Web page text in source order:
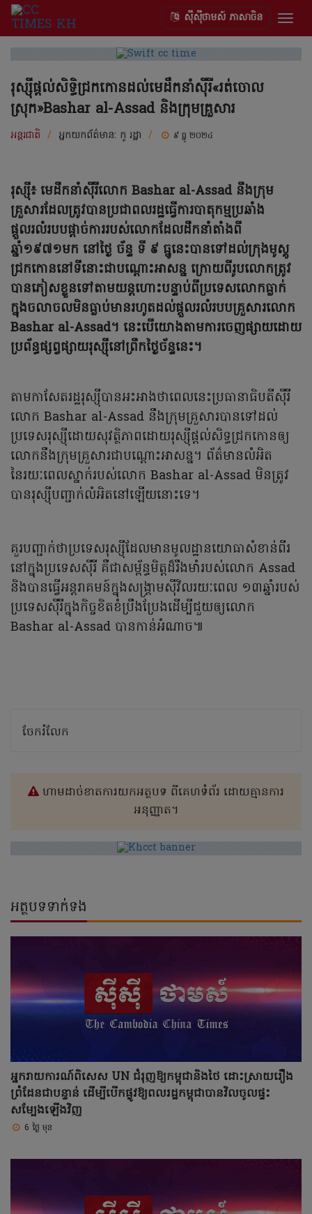
ស៊ីស៊ីថាមស៍ ភាសាចិន
រុស្ស៊ីផ្តល់សិទ្ធិជ្រកកោនដល់មេដឹកនាំស៊ីរី«រត់ចោល
ស្រុក»Bashar al-Assad និងក្រុមគ្រួសារ
អន្តរជាតិ / អ្នកយកព័ត៌មាន: កូ រដ្ឋា / ៩ ធ្នូ ២០២៤
រុស្ស៊ី៖ មេដឹកនាំស៊ីរីលោក Bashar al-Assad នឹងក្រុម
គ្រួសារដែលត្រូវបានប្រជាពលរដ្ឋធ្វើការបាតុកម្មប្រឆាំង
ផ្តួលរលំរបបផ្តាច់ការរបស់លោកដែលដឹកនាំតាំងពី
ឆ្នាំ១៩៧១មក នៅថ្ងៃ ច័ន្ទ ទី ៩ ធ្នូនេះបានទៅដល់ក្រុងមូស្គូ
ជ្រកកោននៅទីនោះជាបណ្តោះអាសន្ន ក្រោយពីរូបលោកត្រូវ
បានភៀសខ្លួនទៅតាមយន្តហោះបន្ទាប់ពីប្រទេសលោកធ្លាក់
ក្នុងចលាចលមិនធ្លាប់មានរហូតដល់ផ្តួលរលំរបបគ្រួសារលោក
Bashar al-Assad។ នេះបើយោងតាមការចេញផ្សាយដោយ
ប្រព័ន្ធផ្សព្វផ្សាយរុស្ស៊ីនៅព្រឹកថ្ងៃច័ន្ទនេះ។
តាមកាសែតរដ្ឋរុស្ស៊ីបានអះអាងថាពេលនេះប្រធានាធិបតីស៊ីរី
លោក Bashar al-Assad នឹងក្រុមគ្រួសារបានទៅដល់
ប្រទេសរុស្ស៊ីដោយសុវត្ថិភាពដោយរុស្ស៊ីផ្តល់សិទ្ធជ្រកកោនឲ្យ
លោកនឹងក្រុមគ្រួសារជាបណ្តោះអាសន្ន។ ព័ត៌មានលំអិត
នៃរយៈពេលស្នាក់របស់លោក Bashar al-Assad មិនត្រូវ
បានរុស្ស៊ីបញ្ជាក់លំអិតនៅឡើយនោះទេ។
គួរបញ្ជាក់ថាប្រទេសរុស្ស៊ីដែលមានមូលដ្ឋានយោធាសំខាន់ពីរ
នៅក្នុងប្រទេសស៊ីរី គឺជាសម្ព័ន្ធមិត្តដ៏រឹងមាំរបស់លោក Assad
និងបានធ្វើអន្តរាគមន៍ក្នុងសង្គ្រាមស៊ីវិលរយៈពេល ១៣ឆ្នាំរបស់
ប្រទេសស៊ីរីក្នុងកិច្ចខិតខំប្រឹងប្រែងដើម្បីជួយឲ្យលោក
Bashar al-Assad បានកាន់អំណាច៕
ចែករំលែក
ហាមដាច់ខាតការយកអត្ថបទ ពីគេហទំព័រ ដោយគ្មានការ
អនុញ្ញាត។
អត្ថបទទាក់ទង
អ្នករាយការណ៍ពិសេស UN ជំរុញឱ្យកម្ពុជានិងថៃ ដោះស្រាយរឿង
ព្រំដែនជាបន្ទាន់ ដើម្បីបើកផ្លូវឱ្យពលរដ្ឋកម្ពុជាបានវិលចូលផ្ទះ
សម្បែងឡើងវិញ
6 ថ្ងៃ មុន